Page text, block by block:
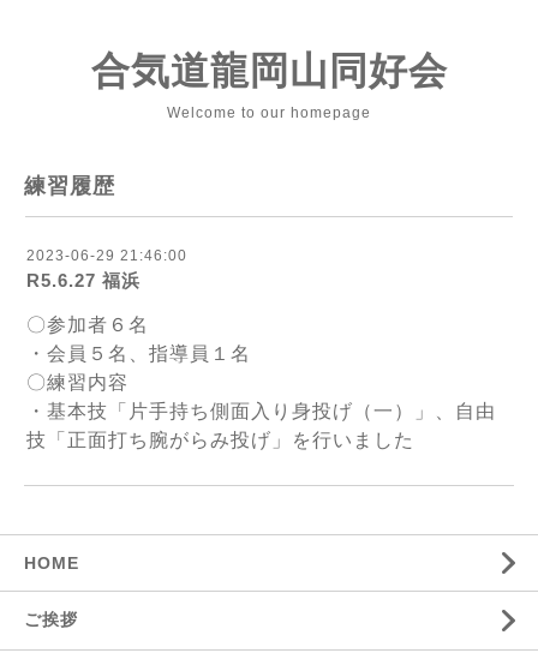
合気道龍岡山同好会
Welcome to our homepage
練習履歴
2023-06-29 21:46:00
R5.6.27 福浜
〇参加者６名
・会員５名、指導員１名
〇練習内容
・基本技「片手持ち側面入り身投げ（一）」、自由
技「正面打ち腕がらみ投げ」を行いました
HOME
ご挨拶